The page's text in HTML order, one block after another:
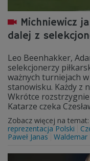
Michniewicz
dalej z
Leo Beenhakker,
selekcjonerzy
ważnych turniejach
stanowisku. Każdy z
Wkrótce
Katarze czeka
Zobacz więcej na temat:
reprezentacja Polski
Paweł Janas Waldemar